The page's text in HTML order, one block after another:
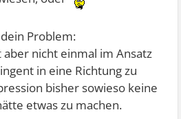
Problem:
aber nicht einmal im Ansatz
in eine Richtung zu
bisher sowieso keine
etwas zu machen.